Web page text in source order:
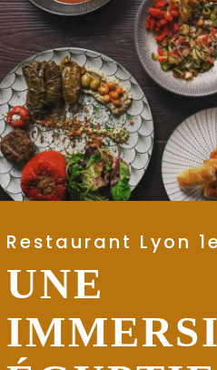
Restaurant Lyon
UNE